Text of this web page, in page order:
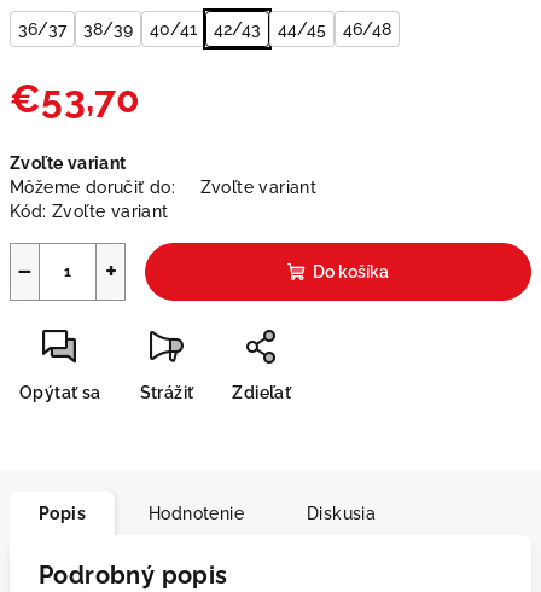
36/37 38/39 40/41 42/43 44/45 46/48
€53,70
cena:
Zvoľte variant
Môžeme doručiť do:
Zvoľte variant
Kód: Zvoľte variant
+
− Do košíka
Opýtať sa Strážiť Zdieľať
Popis Hodnotenie Diskusia
Podrobný popis